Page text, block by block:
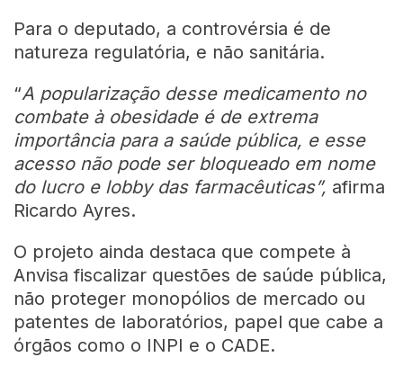
Para o deputado, a controvérsia é de
natureza regulatória, e não sanitária.
“A popularização desse medicamento no
combate à obesidade é de extrema
importância para a saúde pública, e esse
acesso não pode ser bloqueado em nome
do lucro e lobby das farmacêuticas”, afirma
Ricardo Ayres.
O projeto ainda destaca que compete à
Anvisa fiscalizar questões de saúde pública,
não proteger monopólios de mercado ou
patentes de laboratórios, papel que cabe a
órgãos como o INPI e o CADE.